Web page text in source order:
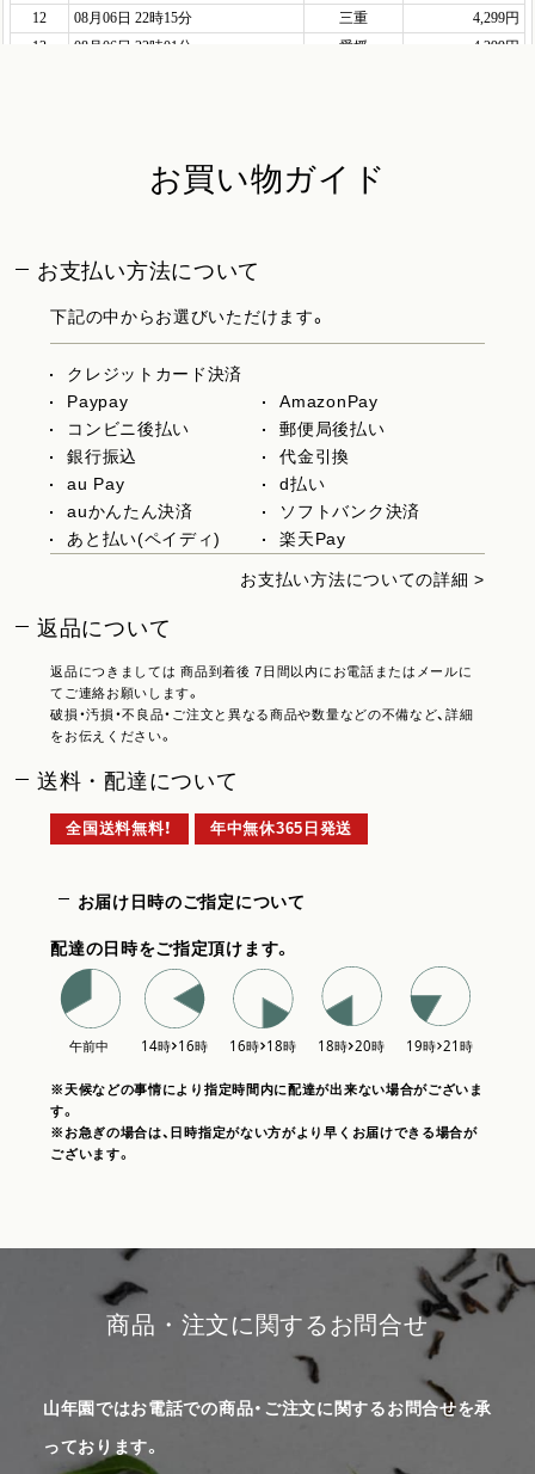
お買い物ガイド
お支払い方法について
下記の中からお選びいただけます。
クレジットカード決済
Paypay
AmazonPay
コンビニ後払い
郵便局後払い
銀行振込
代金引換
au Pay
d払い
auかんたん決済
ソフトバンク決済
あと払い(ペイディ)
楽天Pay
お支払い方法についての詳細 >
返品について
返品につきましては 商品到着後 7日間以内にお電話またはメールに
てご連絡お願いします。
破損・汚損・不良品・ご注文と異なる商品や数量などの不備など、詳細
をお伝えください。
送料・配達について
全国送料無料！ 年中無休365日発送
お届け日時のご指定について
配達の日時をご指定頂けます。
※天候などの事情により指定時間内に配達が出来ない場合がございま
す。
※お急ぎの場合は、日時指定がない方がより早くお届けできる場合が
ございます。
商品・注文に関するお問合せ
山年園ではお電話での商品・ご注文に関するお問合せを承
っております。